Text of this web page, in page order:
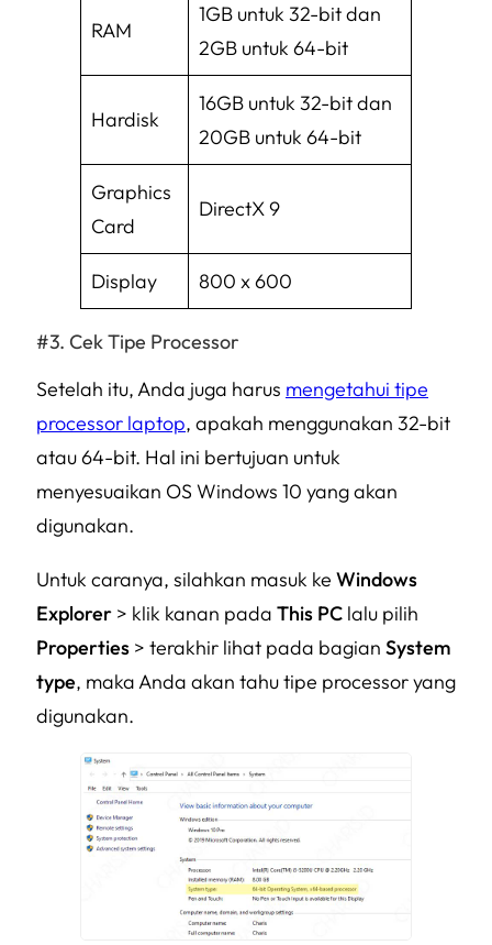
RAM
1GB untuk 32-bit dan
2GB untuk 64-bit
Hardisk
16GB untuk 32-bit dan
20GB untuk 64-bit
Graphics
Card
DirectX 9
Display 800 x 600
Cek Tipe Processor
Setelah itu, Anda juga harus mengetahui tipe
processor laptop, apakah menggunakan 32-bit
atau 64-bit. Hal ini bertujuan untuk
menyesuaikan OS Windows 10 yang akan
digunakan.
Untuk caranya, silahkan masuk ke Windows
Explorer > klik kanan pada This PC lalu pilih
Properties > terakhir lihat pada bagian System
type, maka Anda akan tahu tipe processor yang
digunakan.